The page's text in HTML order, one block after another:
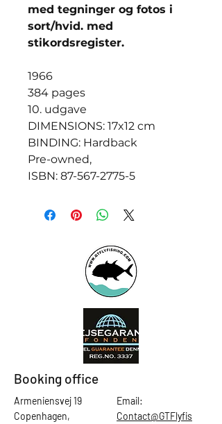
med tegninger og fotos i
sort/hvid. med
stikordsregister.
1966
384 pages
10. udgave
DIMENSIONS: 17x12 cm
BINDING: Hardback
Pre-owned,
ISBN: 87-567-2775-5
Booking office
Armeniensvej 19
Copenhagen,
Email:
Contact@GTFlyfis